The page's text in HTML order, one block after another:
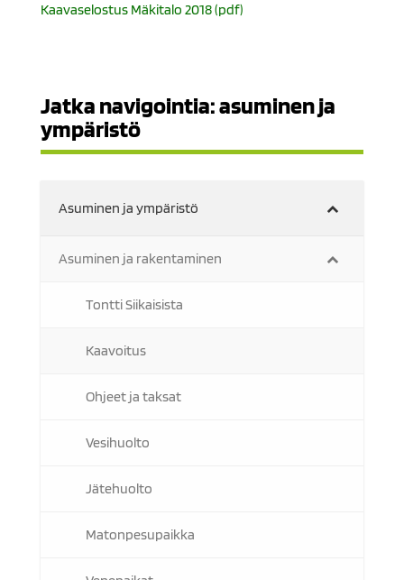
Kaavaselostus Mäkitalo 2018 (pdf)
Jatka navigointia: asuminen ja
ympäristö
Asuminen ja ympäristö
Asuminen ja rakentaminen
Tontti Siikaisista
Kaavoitus
Ohjeet ja taksat
Vesihuolto
Jätehuolto
Matonpesupaikka